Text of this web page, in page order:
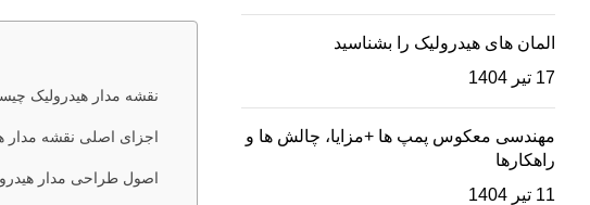
نقشه مدار هیدرولیک
اجزای اصلی نقشه مدار
اصول طراحی مدار
المان های هیدرولیک را بشناسید
17 تیر 1404
مهندسی معکوس پمپ ها +مزایا، چالش ها و
راهکارها
11 تیر 1404